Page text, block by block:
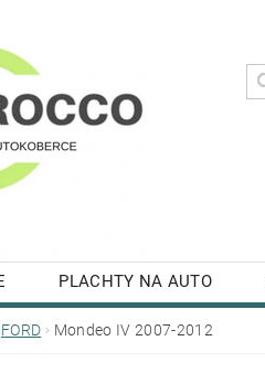
PLACHTY NA AUTO
FORD Mondeo IV 2007-2012